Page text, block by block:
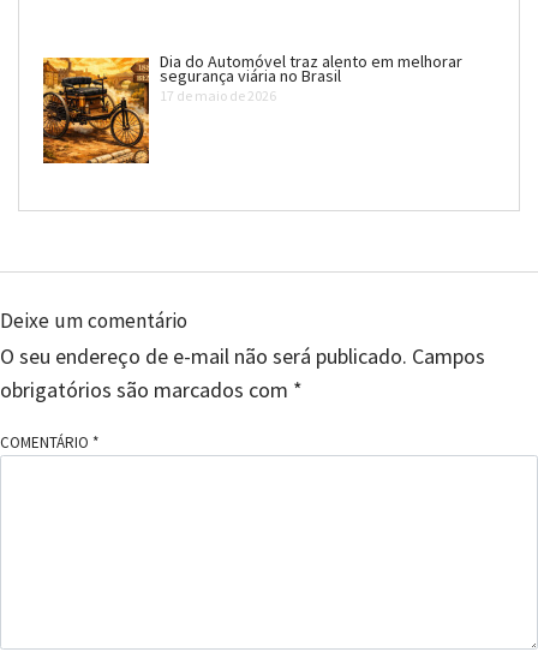
Dia do Automóvel traz alento em melhorar
segurança viária no Brasil
17 de maio de 2026
Deixe um comentário
O seu endereço de e-mail não será publicado. Campos
obrigatórios são marcados com *
COMENTÁRIO *